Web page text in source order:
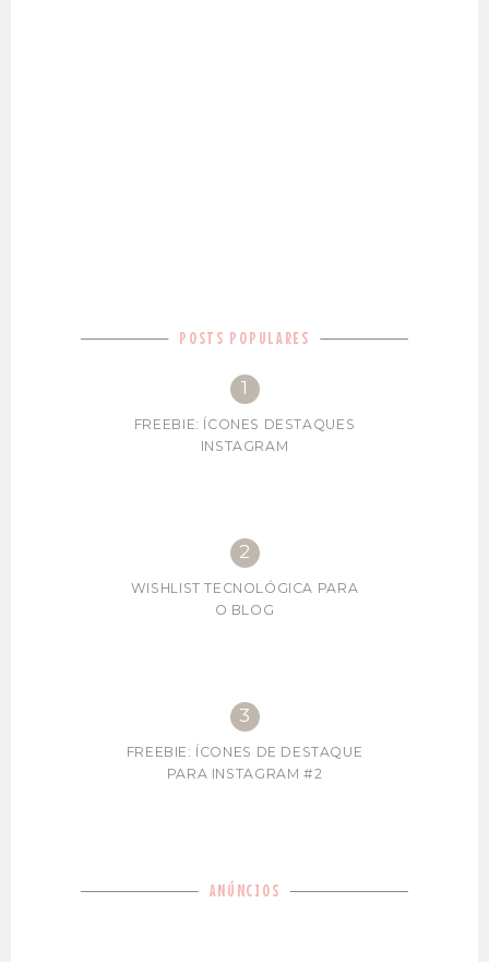
POSTS POPULARES
FREEBIE: ÍCONES DESTAQUES
INSTAGRAM
WISHLIST TECNOLÓGICA PARA
O BLOG
FREEBIE: ÍCONES DE DESTAQUE
PARA INSTAGRAM #2
ANÚNCIOS